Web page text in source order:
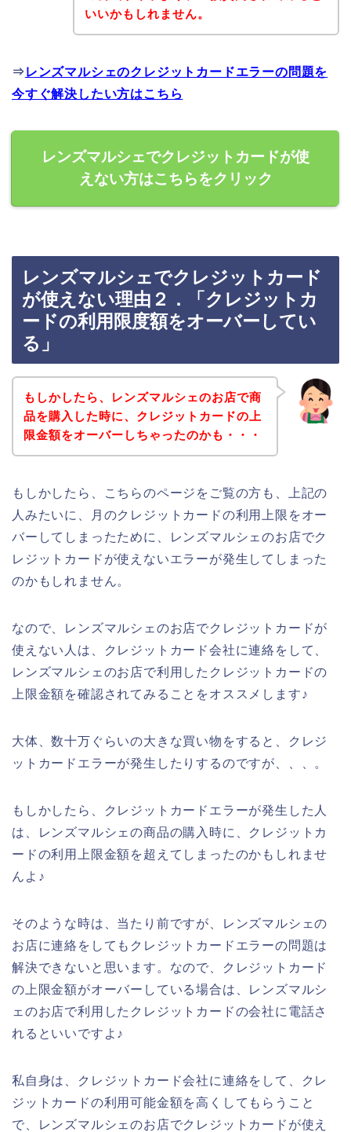
いいかもしれません。
⇒ レンズマルシェのクレジットカードエラーの問題を
今すぐ解決したい方はこちら
レンズマルシェでクレジットカードが使
えない方はこちらをクリック
レンズマルシェでクレジットカード
が使えない理由２．「クレジットカ
ードの利用限度額をオーバーしてい
る」
もしかしたら、レンズマルシェのお店で商
品を購入した時に、クレジットカードの上
限金額をオーバーしちゃったのかも・・・
もしかしたら、こちらのページをご覧の方も、上記の
人みたいに、月のクレジットカードの利用上限をオー
バーしてしまったために、レンズマルシェのお店でク
レジットカードが使えないエラーが発生してしまった
のかもしれません。
なので、レンズマルシェのお店でクレジットカードが
使えない人は、クレジットカード会社に連絡をして、
レンズマルシェのお店で利用したクレジットカードの
上限金額を確認されてみることをオススメします♪
大体、数十万ぐらいの大きな買い物をすると、クレジ
ットカードエラーが発生したりするのですが、、、。
もしかしたら、クレジットカードエラーが発生した人
は、レンズマルシェの商品の購入時に、クレジットカ
ードの利用上限金額を超えてしまったのかもしれませ
んよ♪
そのような時は、当たり前ですが、レンズマルシェの
お店に連絡をしてもクレジットカードエラーの問題は
解決できないと思います。なので、クレジットカード
の上限金額がオーバーしている場合は、レンズマルシ
ェのお店で利用したクレジットカードの会社に電話さ
れるといいですよ♪
私自身は、クレジットカード会社に連絡をして、クレ
ジットカードの利用可能金額を高くしてもらうこと
で、レンズマルシェのお店でクレジットカードが使え